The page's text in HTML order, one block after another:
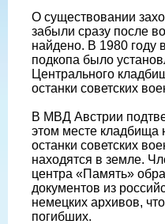
О существовании
забыли сразу после
найдено. В 1980 году
подкопа было
Центрального
останки советских
В МВД Австрии
этом месте кладбища
останки советских
находятся в земле.
центра «Память»
документов из
немецких архивов,
погибших.